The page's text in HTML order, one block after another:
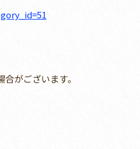
がございます。